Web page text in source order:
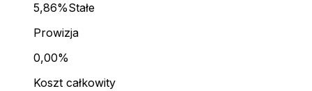
5,86%Stałe
Prowizja
0,00%
Koszt całkowity